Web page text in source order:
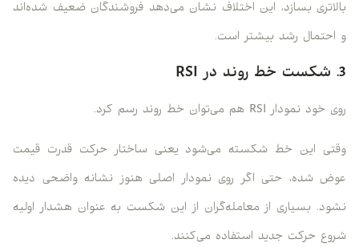
بالاتری بسازد، این اختلاف نشان می‌دهد فروشندگان ضعیف شده‌اند
و احتمال رشد بیشتر است.
3. شکست خط روند در RSI
روی خود نمودار RSI هم می‌توان خط روند رسم کرد.
وقتی این خط شکسته می‌شود یعنی ساختار حرکت قدرت قیمت
عوض شده، حتی اگر روی نمودار اصلی هنوز نشانه واضحی دیده
نشود. بسیاری از معامله‌گران از این شکست به عنوان هشدار اولیه
شروع حرکت جدید استفاده می‌کنند.